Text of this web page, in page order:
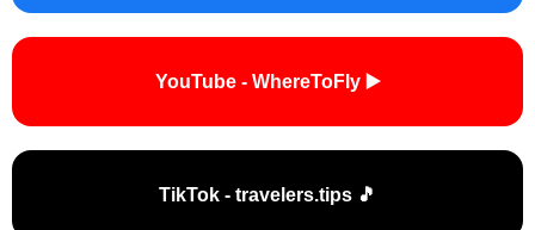
▶️ YouTube - WhereToFly
🎵 TikTok - travelers.tips